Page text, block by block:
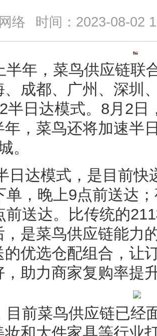
络 时间：2023-08-02
半年，菜鸟供应链联
、成都、广州、深圳
半日达模式。8月2日
年，菜鸟还将加速半
。
日达模式，是目前快
单，晚上9点前送达
前送达。比传统的
，是菜鸟供应链能力
的优选仓配组合，让
，助力商家复购率提
目前菜鸟供应链已经